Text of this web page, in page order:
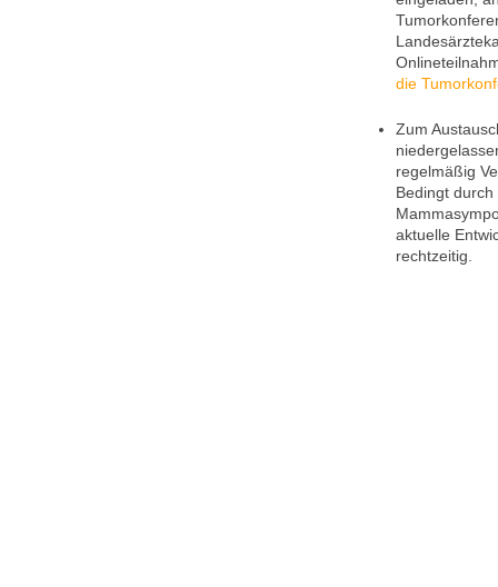
die
Zum
regelmäßig
Bedingt
aktuelle
rechtzeitig.